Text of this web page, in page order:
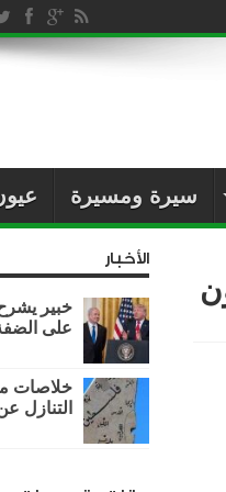
سيرة ومسيرة
الأخبار
خبير
على
خلاصات
التنازل